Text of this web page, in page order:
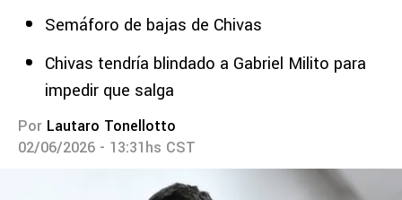
Semáforo de bajas de Chivas
Chivas tendría blindado a Gabriel Milito para
impedir que salga
Por Lautaro Tonellotto
02/06/2026 - 13:31hs CST